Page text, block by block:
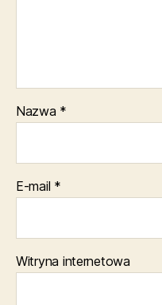
Nazwa *
E-mail *
Witryna internetowa